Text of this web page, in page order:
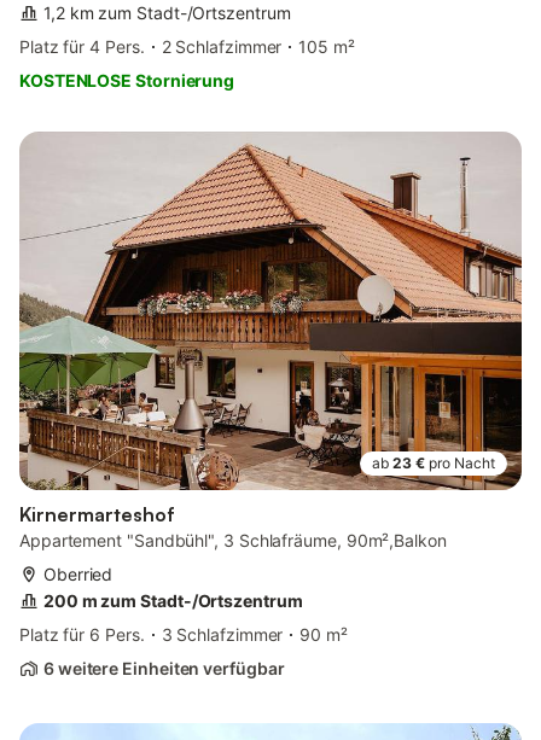
1,2 km zum Stadt-/Ortszentrum
Platz für 4 Pers.
2 Schlafzimmer
105 m²
KOSTENLOSE Stornierung
ab 23 € pro Nacht
Kirnermarteshof
Appartement "Sandbühl", 3 Schlafräume, 90m²,Balkon
Oberried
200 m zum Stadt-/Ortszentrum
Platz für 6 Pers.
3 Schlafzimmer
90 m²
6 weitere Einheiten verfügbar